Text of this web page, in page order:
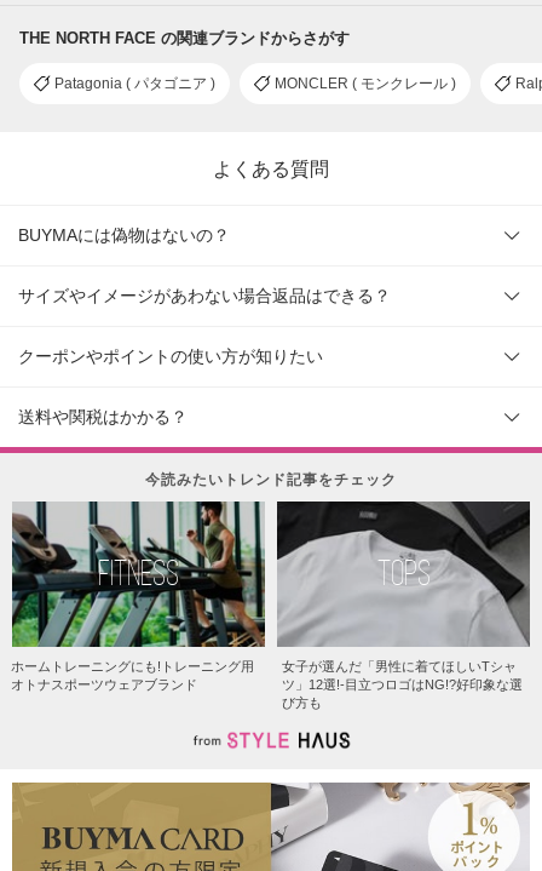
THE NORTH FACE の関連ブランドからさがす
Patagonia ( パタゴニア ) MONCLER ( モンクレール )
よくある質問
BUYMAには偽物はないの？
サイズやイメージがあわない場合返品はできる？
クーポンやポイントの使い方が知りたい
送料や関税はかかる？
今読みたいトレンド記事をチェック
FITNESS
ホームトレーニングにも!トレーニング用
オトナスポーツウェアブランド
TOPS
女子が選んだ「男性に着てほしいTシャ
ツ」12選!-目立つロゴはNG!?好印象な選
び方も